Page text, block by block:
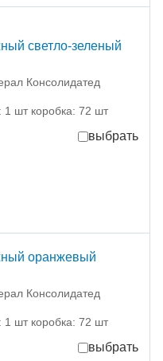
светло-зеленый
Консолидатед
1 шт коробка: 72 шт
выбрать
оранжевый
Консолидатед
1 шт коробка: 72 шт
выбрать